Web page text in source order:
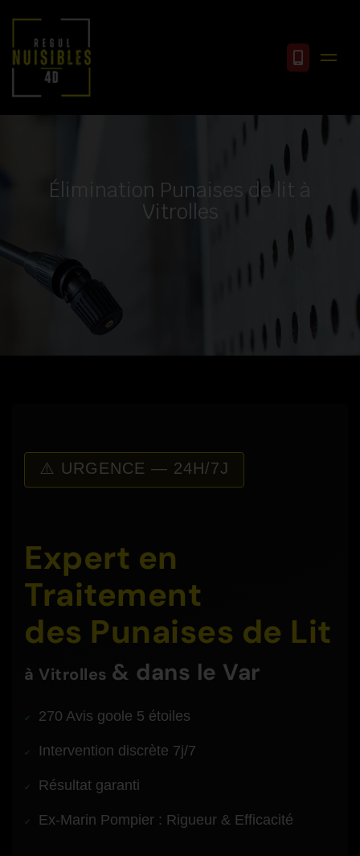
Élimination Punaises de lit à
Vitrolles
⚠️ URGENCE — 24H/7J
Expert en
Traitement
des Punaises de Lit
à Vitrolles & dans le Var
270 Avis goole 5 étoiles
Intervention discrète 7j/7
Résultat garanti
Ex-Marin Pompier : Rigueur & Efficacité